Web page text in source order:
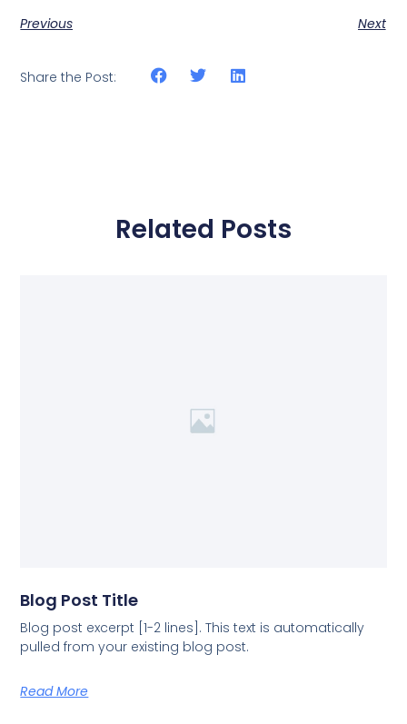
Previous Next
Share the Post:
Related Posts
Blog Post Title
Blog post excerpt [1-2 lines]. This text is automatically
pulled from your existing blog post.
Read More